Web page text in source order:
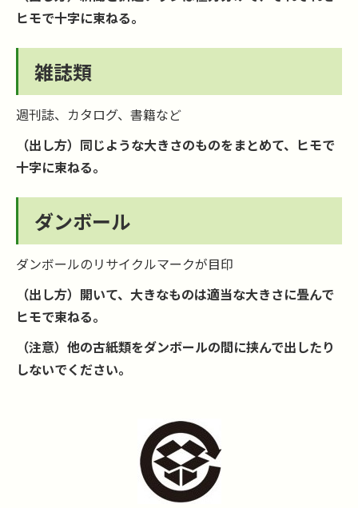
ヒモで十字に束ねる。
雑誌類
週刊誌、カタログ、書籍など
（出し方）同じような大きさのものをまとめて、ヒモで
十字に束ねる。
ダンボール
ダンボールのリサイクルマークが目印
（出し方）開いて、大きなものは適当な大きさに畳んで
ヒモで束ねる。
（注意）他の古紙類をダンボールの間に挟んで出したり
しないでください。